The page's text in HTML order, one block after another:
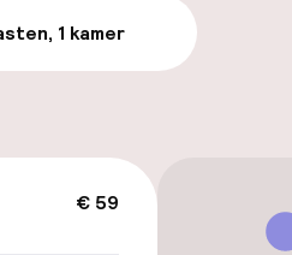
1 kamer
€ 59